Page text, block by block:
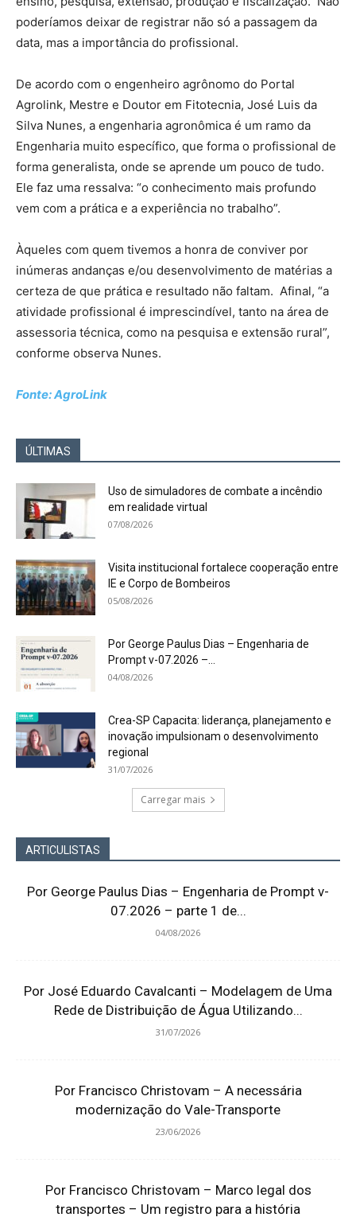
poderíamos deixar de registrar não só a passagem da
data, mas a importância do profissional.
De acordo com o engenheiro agrônomo do Portal
Agrolink, Mestre e Doutor em Fitotecnia, José Luis da
Silva Nunes, a engenharia agronômica é um ramo da
Engenharia muito específico, que forma o profissional de
forma generalista, onde se aprende um pouco de tudo.
Ele faz uma ressalva: “o conhecimento mais profundo
vem com a prática e a experiência no trabalho”.
Àqueles com quem tivemos a honra de conviver por
inúmeras andanças e/ou desenvolvimento de matérias a
certeza de que prática e resultado não faltam. Afinal, “a
atividade profissional é imprescindível, tanto na área de
assessoria técnica, como na pesquisa e extensão rural”,
conforme observa Nunes.
Fonte: AgroLink
ÚLTIMAS
Uso de simuladores de combate a incêndio
em realidade virtual
07/08/2026
Visita institucional fortalece cooperação entre
IE e Corpo de Bombeiros
05/08/2026
Por George Paulus Dias – Engenharia de
Prompt v-07.2026 –...
04/08/2026
Crea-SP Capacita: liderança, planejamento e
inovação impulsionam o desenvolvimento
regional
31/07/2026
Carregar mais
ARTICULISTAS
Por George Paulus Dias – Engenharia de Prompt v-
07.2026 – parte 1 de...
04/08/2026
Por José Eduardo Cavalcanti – Modelagem de Uma
Rede de Distribuição de Água Utilizando...
31/07/2026
Por Francisco Christovam – A necessária
modernização do Vale-Transporte
23/06/2026
Por Francisco Christovam – Marco legal dos
transportes – Um registro para a história